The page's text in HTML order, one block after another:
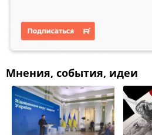
Мнения, события, идеи